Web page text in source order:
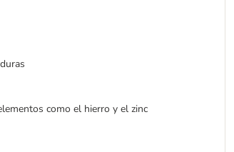
como el hierro y el zinc